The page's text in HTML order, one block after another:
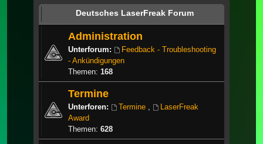
Deutsches LaserFreak Forum
Administration
Unterforum:
Feedback - Troubleshooting
- Ankündigungen
Themen: 168
Termine
Unterforen: Termine ,
LaserFreak
Award
Themen: 628